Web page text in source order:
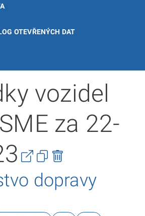
OTEVŘENÝCH DAT
vozidel
za 22-
dopravy